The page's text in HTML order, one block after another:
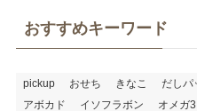
おすすめキーワード
pickup おせち きなこ だしパ
アボカド
イソフラボン オメガ3